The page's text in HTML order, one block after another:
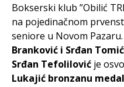
Bokserski klub ”Obilić
na pojedinačnom
seniore u Novom Pazaru.
Branković i Srđan Tomić
Srđan Tefolilović je
Lukajić bronzanu